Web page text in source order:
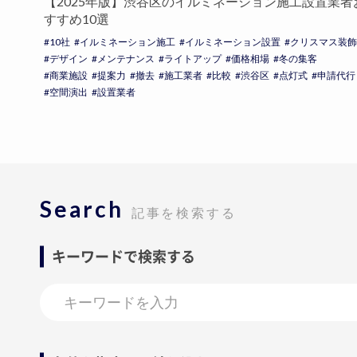
すすめ10選
10社 イルミネーション施工 イルミネーション設置
クリスマス装飾
デザイン
メンテナンス ライトアップ 価格相場
冬の集客
商業施設
提案力 撤去 施工業者 比較 渋谷区 点灯式
申請代行
空間演出
設置業者
Search 記事を検索する
キーワードで検索する